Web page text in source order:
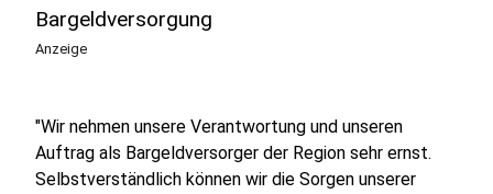
Bargeldversorgung
Anzeige
"Wir nehmen unsere Verantwortung und unseren
Auftrag als Bargeldversorger der Region sehr ernst.
Selbstverständlich können wir die Sorgen unserer